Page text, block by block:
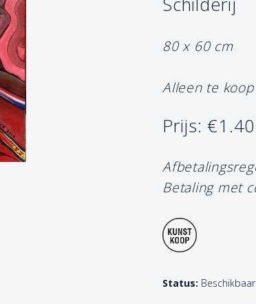
80 x 60 cm
Alleen te koop
Prijs:
Betaling met
Status: Beschikbaar